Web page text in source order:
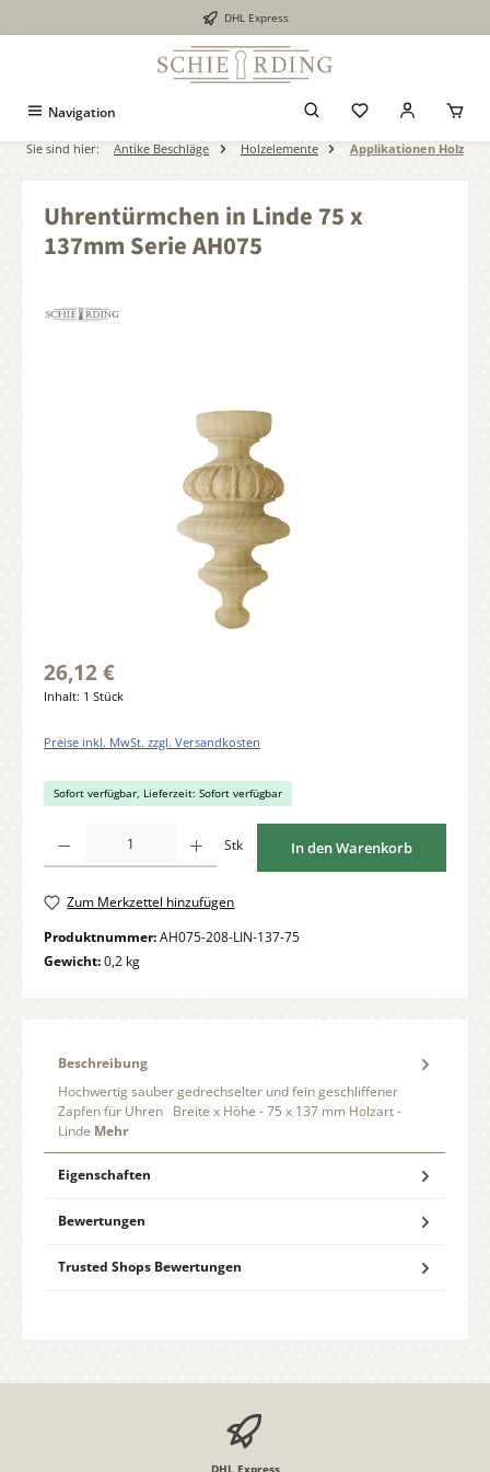
DHL Express
Navigation
Sie sind hier: Antike Beschläge Holzelemente Applikationen Holz
Uhrentürmchen in Linde 75 x
137mm Serie AH075
26,12 €
Inhalt: 1 Stück
Preise inkl. MwSt. zzgl. Versandkosten
Sofort verfügbar, Lieferzeit: Sofort verfügbar
Stk In den Warenkorb
Zum Merkzettel hinzufügen
Produktnummer:AH075-208-LIN-137-75
Gewicht:0,2 kg
Beschreibung
Hochwertig sauber gedrechselter und fein geschliffener
Zapfen für Uhren Breite x Höhe - 75 x 137 mm Holzart -
Linde Mehr
Eigenschaften
Bewertungen
Trusted Shops Bewertungen
DHL Express